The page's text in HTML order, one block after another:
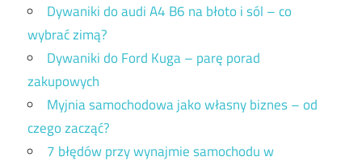
Dywaniki do audi A4 B6 na błoto i sól – co
wybrać zimą?
Dywaniki do Ford Kuga – parę porad
zakupowych
Myjnia samochodowa jako własny biznes – od
czego zacząć?
7 błędów przy wynajmie samochodu w